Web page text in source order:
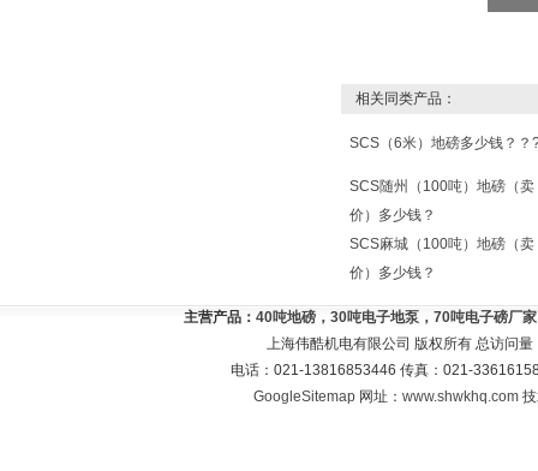
相关同类产品：
SCS（6米）地磅多少钱？？
SCS随州（100吨）地磅（卖
价）多少钱？
SCS麻城（100吨）地磅（卖
价）多少钱？
主营产品： 40吨地磅，30吨电子地泵，70吨电子磅厂
上海伟酷机电有限公司 版权所有 总访问量
电话：021-13816853446 传真：021-
GoogleSitemap 网址：www.shwkhq.com